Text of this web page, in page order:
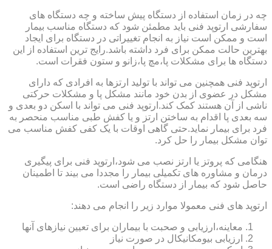
چه در زمان استفاده از دستگاه پیش ساخته و چه دستگاه های
سفارشی ارتوپد فنی باید مطمئن شود که دستگاه مناسب بیمار
است و ممکن است نیاز به انجام تغییراتی در دستگاه برای ایجاد
بهترین حالت ممکن برای فرد داشته باشد.رایج ترین استفاده از این
دستگاه ها برای مشکلات پا،مچ پا،زانو و ستون فقرات است.
ارتوپد فنی همچنین می تواند با تولید ارتزها به افرادی که دارای
مشکل در عضوی از بدن خود مانند مشکل پا و مشکلات حرکتی
ناشی از آن هستند کمک کند.ارتوپد فنی می تواند با اسکن دو بعدی و
سه بعدی پا اقدام به ساختن ارتز و یا کفش طبی مناسب منحصر به
فرد برای بیمار نماید.حتی گاهی اوقات با یک کفی کفش مناسب می
توان مشکل بیمار را حل کرد.
هنگامی که پروتز یا ارتز نصب می شود،ارتوپد فنی برای پیگیری
درمان و مشاوره های تکمیلی بیمار را مجددا می بیند تا اطمینان
حاصل شود که بیمار از دستگاه راضی است.
ارتوپد های فنی معمولا موارد زیر را انجام می دهند:
معاینه،ارزیابی و صحبت با بیماران برای تعیین نیازهای آنها
ارزیابی بیومکانیکال در صورت نیاز